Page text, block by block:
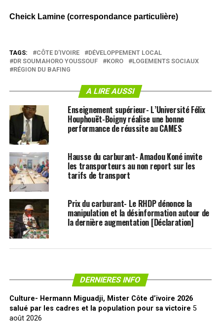
Cheick Lamine (correspondance particulière)
TAGS: CÔTE D'IVOIRE
DÉVELOPPEMENT LOCAL
DR SOUMAHORO YOUSSOUF
KORO
LOGEMENTS SOCIAUX
RÉGION DU BAFING
A LIRE AUSSI
Enseignement supérieur- L’Université Félix
Houphouët-Boigny réalise une bonne
performance de réussite au CAMES
Hausse du carburant- Amadou Koné invite
les transporteurs au non report sur les
tarifs de transport
Prix du carburant- Le RHDP dénonce la
manipulation et la désinformation autour de
la dernière augmentation [Déclaration]
DERNIERES INFO
Culture- Hermann Miguadji, Mister Côte d’ivoire 2026
salué par les cadres et la population pour sa victoire 5
août 2026